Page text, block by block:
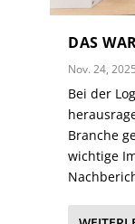
DAS
Nov. 24, 2025
Bei der
Branche
wichtige